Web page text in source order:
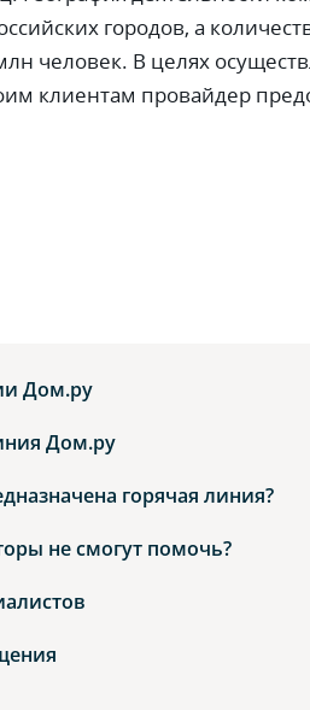
городов, а
человек. В целях
клиентам провайдер
Дом.ру
Дом.ру
горячая линия?
не смогут помочь?